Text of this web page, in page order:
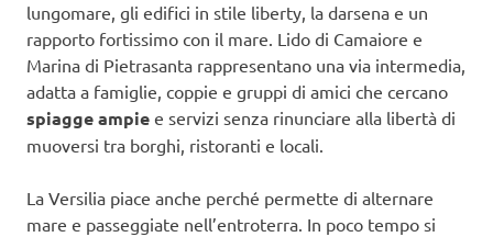
lungomare, gli edifici in stile liberty, la darsena e un
rapporto fortissimo con il mare. Lido di Camaiore e
Marina di Pietrasanta rappresentano una via intermedia,
adatta a famiglie, coppie e gruppi di amici che cercano
spiagge ampie e servizi senza rinunciare alla libertà di
muoversi tra borghi, ristoranti e locali.
La Versilia piace anche perché permette di alternare
mare e passeggiate nell’entroterra. In poco tempo si